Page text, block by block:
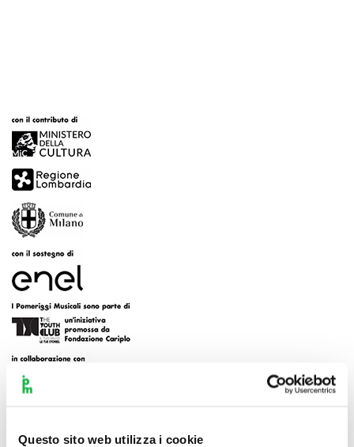
Questo sito web utilizza i cookie